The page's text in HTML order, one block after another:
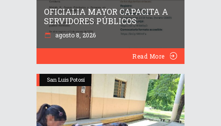
OFICIALIA MAYOR CAPACITA A
SERVIDORES PÚBLICOS
agosto 8, 2026
Read More
San Luis Potosí